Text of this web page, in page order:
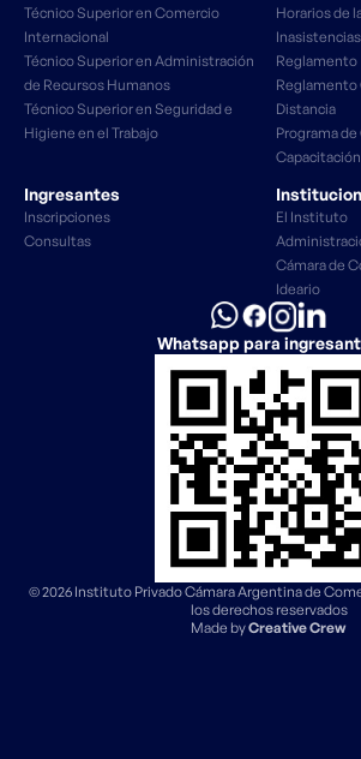
Técnico Superior en Comercio
Internacional
Técnico Superior en Administración
de Recursos Humanos
Técnico Superior en Seguridad e
Higiene en el Trabajo
Horarios de
Reglamento
Reglamento
Distancia
Programa
Capacitación
Ingresantes
Inscripciones
Consultas
El Instituto
Cámara de
Ideario
Whatsapp para
© 2026 Instituto Privado Cámara Argentina de
los derechos reservados
Made byCreative Crew